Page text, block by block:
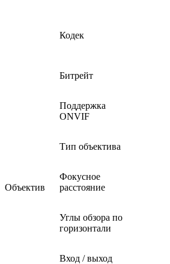
Кодек
Битрейт
Поддержка
ONVIF
Объектив
Тип объектива
Фокусное
расстояние
Углы обзора по
горизонтали
Вход / выход